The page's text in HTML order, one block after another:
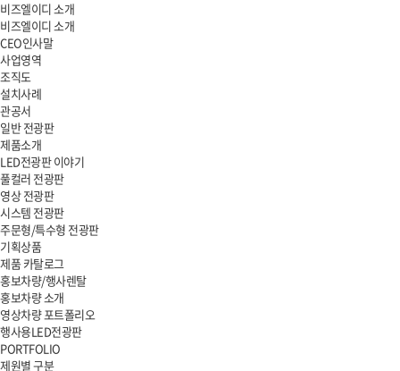
비즈엘이디 소개
비즈엘이디 소개
CEO인사말
사업영역
조직도
설치사례
관공서
일반 전광판
제품소개
LED전광판 이야기
풀컬러 전광판
영상 전광판
시스템 전광판
주문형/특수형 전광판
기획상품
제품 카탈로그
홍보차량/행사렌탈
홍보차량 소개
영상차량 포트폴리오
행사용LED전광판
PORTFOLIO
제원별 구분